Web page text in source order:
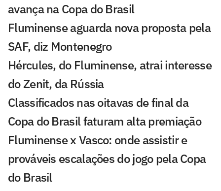
avança na Copa do Brasil
Fluminense aguarda nova proposta pela
SAF, diz Montenegro
Hércules, do Fluminense, atrai interesse
do Zenit, da Rússia
Classificados nas oitavas de final da
Copa do Brasil faturam alta premiação
Fluminense x Vasco: onde assistir e
prováveis escalações do jogo pela Copa
do Brasil